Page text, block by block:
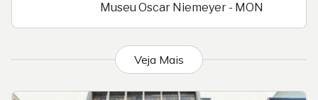
Museu Oscar Niemeyer - MON
Veja Mais